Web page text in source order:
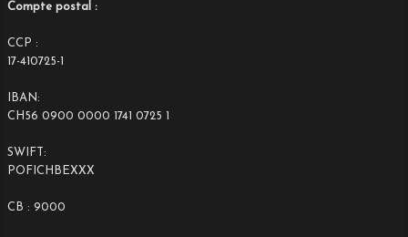
Compte postal :
CCP :
17-410725-1
IBAN:
CH56 0900 0000 1741 0725 1
SWIFT:
POFICHBEXXX
CB : 9000